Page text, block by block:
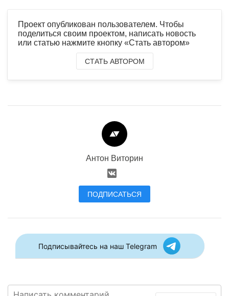
Проект опубликован пользователем. Чтобы
поделиться своим проектом, написать новость
или статью нажмите кнопку «Стать автором»
СТАТЬ АВТОРОМ
Антон Виторин
ПОДПИСАТЬСЯ
Подписывайтесь на наш Telegram